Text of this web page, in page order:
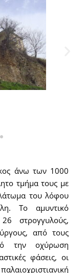
άνω των 1000
τμήμα τους με
του λόφου
Το αμυντικό
στρογγυλούς,
από τους
την οχύρωση
φάσεις, οι